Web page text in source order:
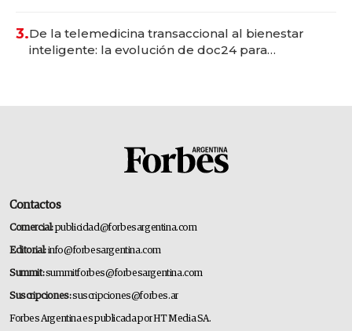
3.De la telemedicina transaccional al bienestar
inteligente: la evolución de doc24 para
Contactos
Comercial:publicidad@forbesargentina.com
Editorial:info@forbesargentina.com
Summit:summitforbes@forbesargentina.com
Suscripciones:suscripciones@forbes.ar
Forbes Argentina es publicada por HT Media SA.